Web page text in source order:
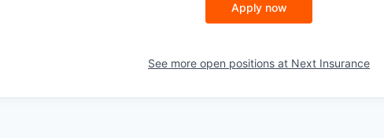
Apply now
See more open positions at Next Insurance